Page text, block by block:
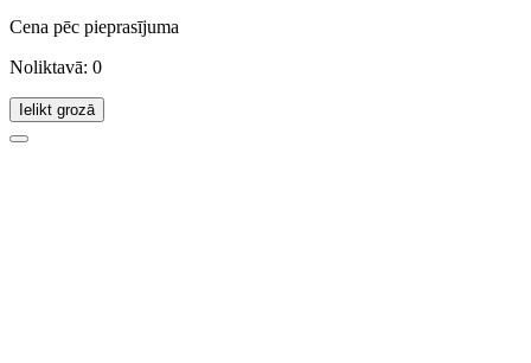
Cena pēc pieprasījuma
Noliktavā: 0
Ielikt grozā